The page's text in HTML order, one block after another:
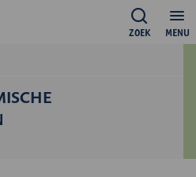
MENU
ZOEK